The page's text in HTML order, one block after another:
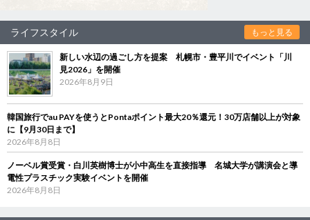
ライフスタイル もっと見る
新しい水辺の過ごし方を提案 札幌市・豊平川でイベント「川
見2026」を開催
2026年8月9日
韓国旅行でau PAYを使うとPontaポイント最大20％還元！30万店舗以上が対象
に【9月30日まで】
2026年8月8日
ノーベル賞受賞・白川英樹博士が小中高生を直接指導 名城大学が講演会と導
電性プラスチック実験イベントを開催
2026年8月8日